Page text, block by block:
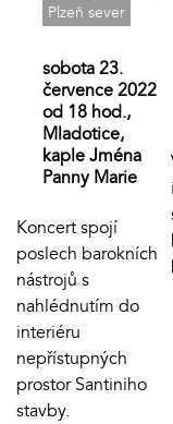
Plzeň sever
sobota 23.
července 2022
od 18 hod.,
Mladotice,
kaple Jména
Panny Marie
Koncert spojí
poslech barokních
nástrojů s
nahlédnutím do
interiéru
nepřístupných
prostor Santiniho
stavby.